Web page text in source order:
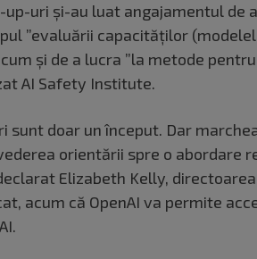
up-uri şi-au luat angajamentul de
”evaluării capacităţilor
şi de a lucra ”la metode
AI Safety Institute.
sunt doar un început. Dar
orientării spre o abordare
Elizabeth Kelly,
acum că OpenAI va permite